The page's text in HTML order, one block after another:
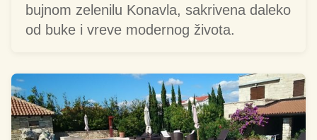
bujnom zelenilu Konavla, sakrivena daleko
od buke i vreve modernog života.